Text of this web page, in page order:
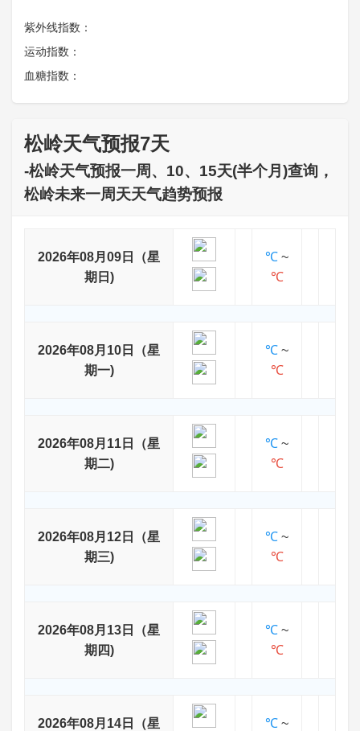
紫外线指数：
运动指数：
血糖指数：
松岭天气预报7天
-松岭天气预报一周、10、15天(半个月)查询，
松岭未来一周天天气趋势预报
2026年08月09日（星
期日)
℃ ~
℃
2026年08月10日（星
期一)
℃ ~
℃
2026年08月11日（星
期二)
℃ ~
℃
2026年08月12日（星
期三)
℃ ~
℃
2026年08月13日（星
期四)
℃ ~
℃
2026年08月14日（星
℃ ~